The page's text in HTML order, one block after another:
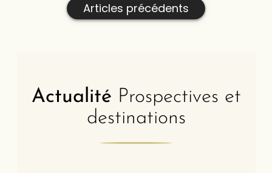
Articles précédents
Actualité Prospectives et
destinations